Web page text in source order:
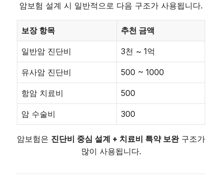
암보험 설계 시 일반적으로 다음 구조가 사용됩니다.
보장 항목 추천 금액
일반암 진단비 3천 ~ 1억
유사암 진단비 500 ~ 1000
항암 치료비 500
암 수술비 300
암보험은 진단비 중심 설계 + 치료비 특약 보완구조가
많이 사용됩니다.